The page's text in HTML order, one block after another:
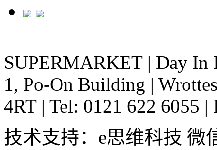
SUPERMARKET | Day In
1, Po-On Building |
4RT | Tel: 0121 622 6055 |
技术支持：e思维科技 微